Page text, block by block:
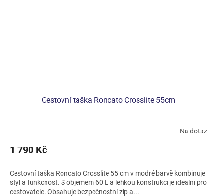
Cestovní taška Roncato Crosslite 55cm
Na dotaz
1 790 Kč
Cestovní taška Roncato Crosslite 55 cm v modré barvě kombinuje
styl a funkčnost. S objemem 60 L a lehkou konstrukcí je ideální pro
cestovatele. Obsahuje bezpečnostní zip a...